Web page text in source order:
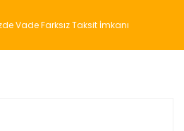
Vade Farksız Taksit İmkanı